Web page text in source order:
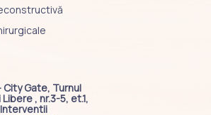
Gate, Turnul
, nr.3-5, et.1,